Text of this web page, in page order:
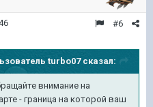
#6
turbo07сказал:
внимание на
- граница на которой ваш